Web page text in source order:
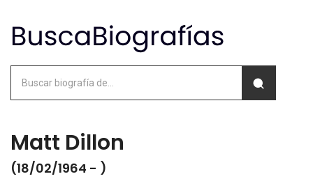
Matt Dillon
(18/02/1964 - )